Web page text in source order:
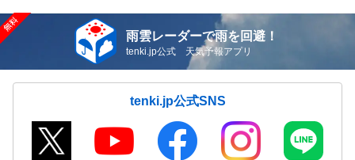
雨雲レーダーで雨を回避！
tenki.jp公式 天気予報アプリ
tenki.jp公式SNS